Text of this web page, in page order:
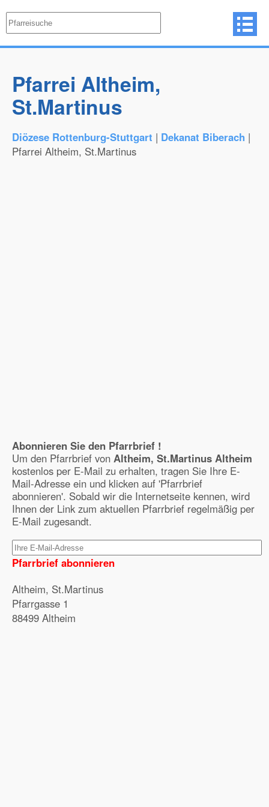
Pfarrei Altheim,
St.Martinus
Diözese Rottenburg-Stuttgart | Dekanat Biberach |
Pfarrei Altheim, St.Martinus
Abonnieren Sie den Pfarrbrief !
Um den Pfarrbrief von Altheim, St.Martinus Altheim
kostenlos per E-Mail zu erhalten, tragen Sie Ihre E-
Mail-Adresse ein und klicken auf 'Pfarrbrief
abonnieren'. Sobald wir die Internetseite kennen, wird
Ihnen der Link zum aktuellen Pfarrbrief regelmäßig per
E-Mail zugesandt.
Pfarrbrief abonnieren
Altheim, St.Martinus
Pfarrgasse 1
88499 Altheim